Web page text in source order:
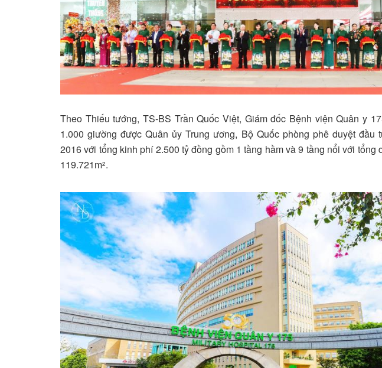
Theo Thiếu tướng, TS-BS Trần Quốc Việt, Giám đốc Bệnh viện Quân y
1.000 giường được Quân ủy Trung ương, Bộ Quốc phòng phê duyệt đầu
2016 với tổng kinh phí 2.500 tỷ đồng gồm 1 tầng hầm và 9 tầng nổi với tổng
119.721m2.